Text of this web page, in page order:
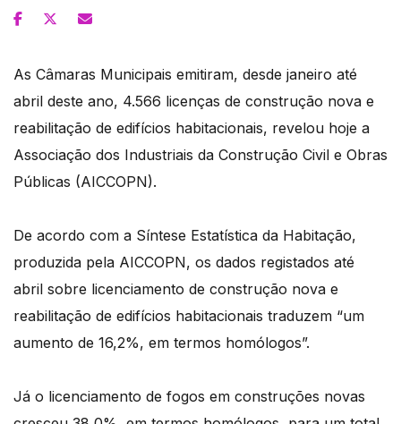
As Câmaras Municipais emitiram, desde janeiro até
abril deste ano, 4.566 licenças de construção nova e
reabilitação de edifícios habitacionais, revelou hoje a
Associação dos Industriais da Construção Civil e Obras
Públicas (AICCOPN).
De acordo com a Síntese Estatística da Habitação,
produzida pela AICCOPN, os dados registados até
abril sobre licenciamento de construção nova e
reabilitação de edifícios habitacionais traduzem “um
aumento de 16,2%, em termos homólogos”.
Já o licenciamento de fogos em construções novas